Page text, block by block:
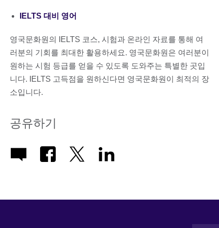
IELTS 대비 영어
영국문화원의 IELTS 코스, 시험과 온라인 자료를 통해 여
러분의 기회를 최대한 활용하세요. 영국문화원은 여러분이
원하는 시험 등급를 얻을 수 있도록 도와주는 특별한 곳입
니다. IELTS 고득점을 원하신다면 영국문화원이 최적의 장
소입니다.
공유하기